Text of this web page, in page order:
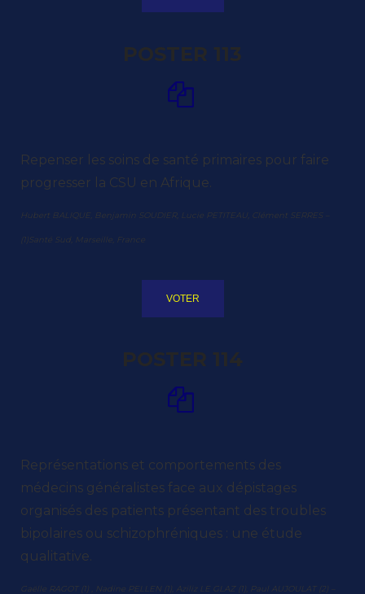
POSTER 113
Repenser les soins de santé primaires pour faire
progresser la CSU en Afrique.
Hubert BALIQUE, Benjamin SOUDIER, Lucie PETITEAU, Clément SERRES –
(1)Santé Sud, Marseille, France
VOTER
POSTER 114
Représentations et comportements des
médecins généralistes face aux dépistages
organisés des patients présentant des troubles
bipolaires ou schizophréniques : une étude
qualitative.
Gaëlle RAGOT (1) , Nadine PELLEN (1), Aziliz LE GLAZ (1), Paul AUJOULAT (2) –